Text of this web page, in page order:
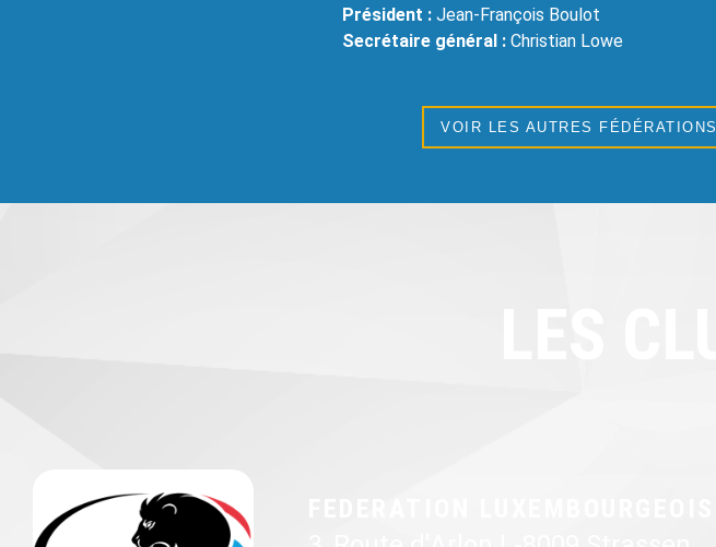
Président : Jean-François Boulot
Secrétaire général : Christian Lowe
VOIR LES AUTRES FÉDÉRATIONS